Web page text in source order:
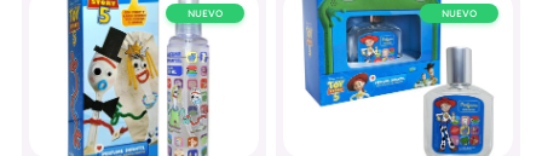
NUEVO NUEVO